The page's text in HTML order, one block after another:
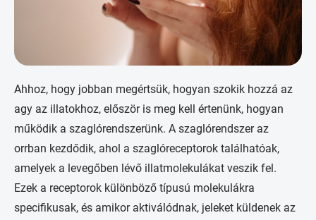
Ahhoz, hogy jobban megértsük, hogyan szokik hozzá az
agy az illatokhoz, először is meg kell értenünk, hogyan
működik a szaglórendszerünk. A szaglórendszer az
orrban kezdődik, ahol a szaglóreceptorok találhatóak,
amelyek a levegőben lévő illatmolekulákat veszik fel.
Ezek a receptorok különböző típusú molekulákra
specifikusak, és amikor aktiválódnak, jeleket küldenek az